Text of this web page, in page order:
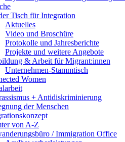
Tisch für Integration
Aktuelles
Video und Broschüre
Protokolle und Jahresberichte
Projekte und weitere Angebote
& Arbeit für Migrant:innen
Unternehmen-Stammtisch
Women
+ Antidiskriminierung
der Menschen
von A-Z
/ Immigration Office